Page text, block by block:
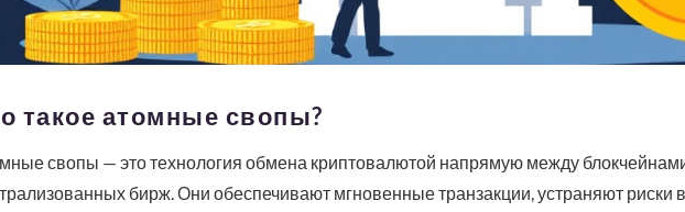
такое атомные свопы?
свопы — это технология обмена криптовалютой напрямую между
бирж. Они обеспечивают мгновенные транзакции, устраняют риски